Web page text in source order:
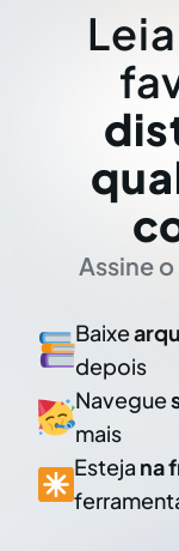
Assine
Baixe
depois
Navegue
mais
Esteja na